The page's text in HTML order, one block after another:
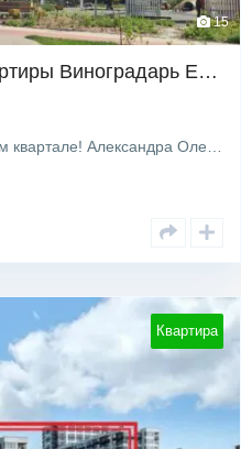
15
Продажа просторной квартиры Виноградарь ЕОсэля ЕВидновлэння
Квартира